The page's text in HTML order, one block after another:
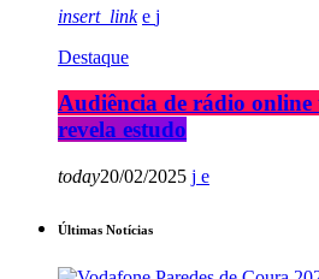
insert_link
Destaque
Audiência de rádio online
revela estudo
today20/02/2025
Últimas Notícias